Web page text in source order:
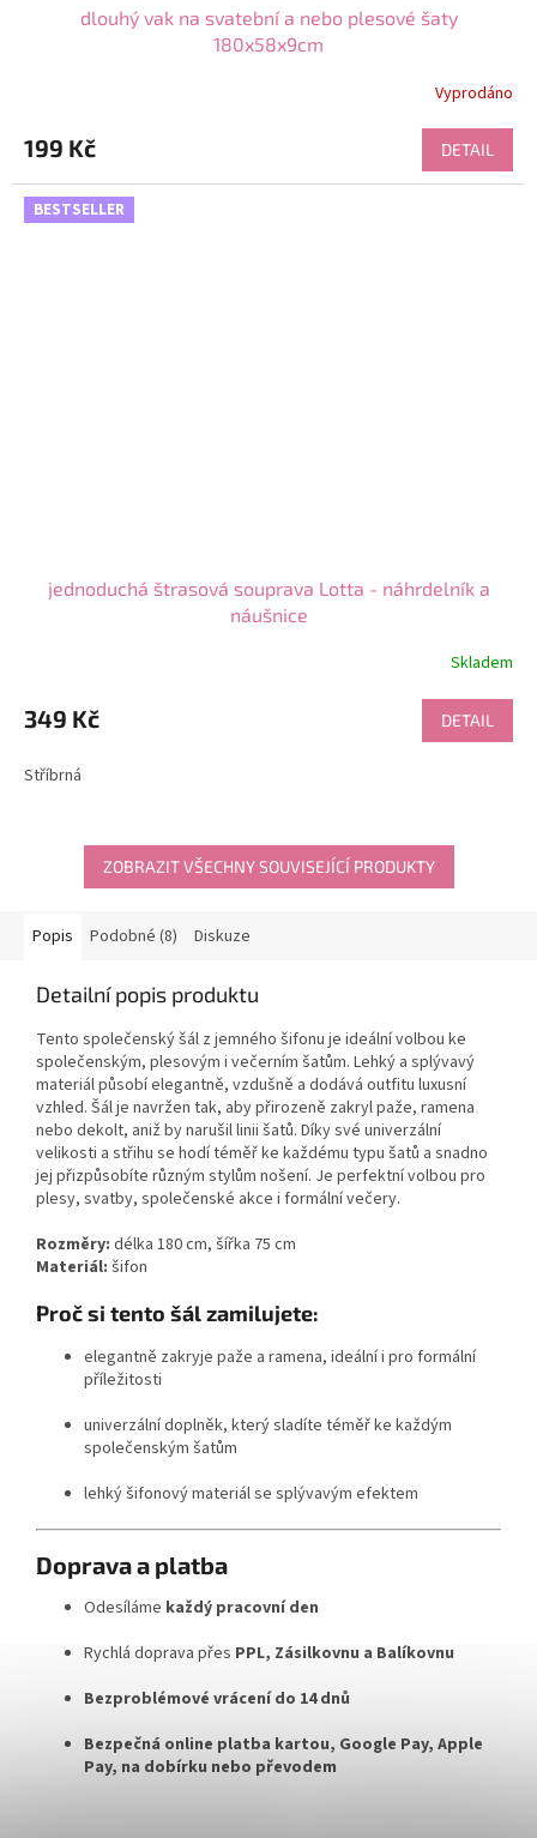
dlouhý vak na svatební a nebo plesové šaty
180x58x9cm
Vyprodáno
199 Kč DETAIL
BESTSELLER
jednoduchá štrasová souprava Lotta - náhrdelník a
náušnice
produktu
je
z
Skladem
349 Kč DETAIL
Stříbrná
ZOBRAZIT VŠECHNY SOUVISEJÍCÍ PRODUKTY
Popis Podobné (8) Diskuze
Detailní popis produktu
Tento společenský šál z jemného šifonu je ideální volbou ke
společenským, plesovým i večerním šatům. Lehký a splývavý
materiál působí elegantně, vzdušně a dodává outfitu luxusní
vzhled. Šál je navržen tak, aby přirozeně zakryl paže, ramena
nebo dekolt, aniž by narušil linii šatů. Díky své univerzální
velikosti a střihu se hodí téměř ke každému typu šatů a snadno
jej přizpůsobíte různým stylům nošení. Je perfektní volbou pro
plesy, svatby, společenské akce i formální večery.
Rozměry: délka 180 cm, šířka 75 cm
Materiál: šifon
Proč si tento šál zamilujete:
elegantně zakryje paže a ramena, ideální i pro formální
příležitosti
univerzální doplněk, který sladíte téměř ke každým
společenským šatům
lehký šifonový materiál se splývavým efektem
Doprava a platba
Odesíláme každý pracovní den
Rychlá doprava přes PPL, Zásilkovnu a Balíkovnu
Bezproblémové vrácení do 14 dnů
Bezpečná online platba kartou, Google Pay, Apple
Pay, na dobírku nebo převodem